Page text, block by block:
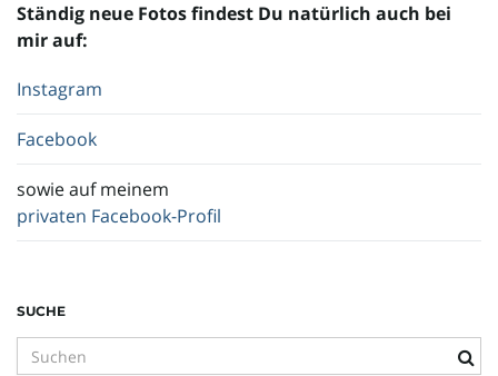
Ständig neue Fotos findest Du natürlich auch bei
mir auf:
Instagram
Facebook
sowie auf meinem
privaten Facebook-Profil
SUCHE